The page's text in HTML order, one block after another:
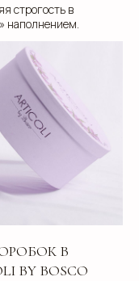
строгость в
наполнением.
В
BY BOSCO